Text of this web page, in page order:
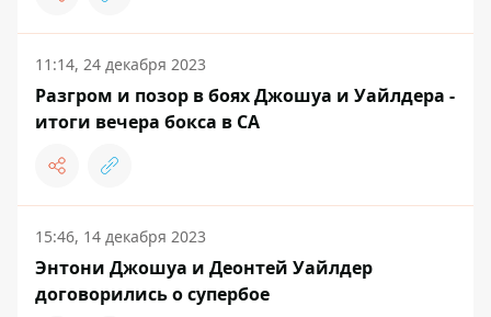
11:14, 24 декабря 2023
Разгром и позор в боях Джошуа и Уайлдера -
итоги вечера бокса в СА
15:46, 14 декабря 2023
Энтони Джошуа и Деонтей Уайлдер
договорились о супербое